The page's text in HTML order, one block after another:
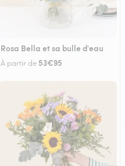
Rosa Bella et sa bulle d'eau
À partir de 53€95